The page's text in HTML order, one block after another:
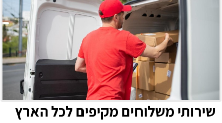
שירותי משלוחים מקיפים לכל הארץ